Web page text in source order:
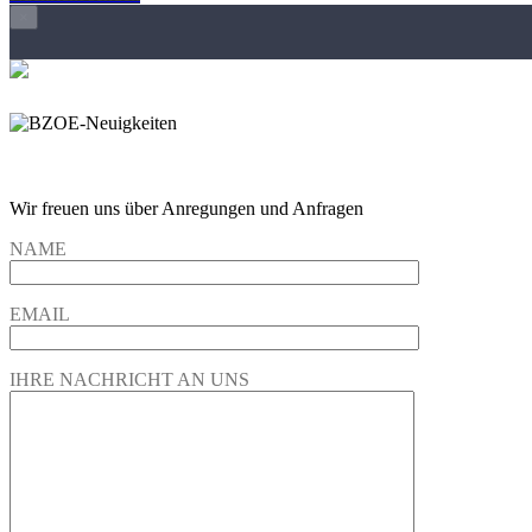
Wir freuen uns über Anregungen und Anfragen
NAME
EMAIL
IHRE NACHRICHT AN UNS